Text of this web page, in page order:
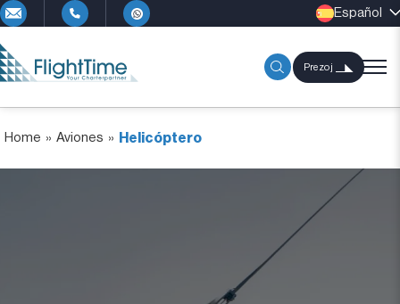
Español
Prezoj
Home » Aviones » Helicóptero